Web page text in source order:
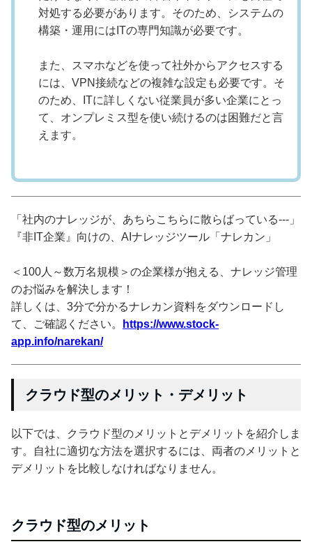
対処する必要があります。そのため、システムの
構築・運用にはITの専門知識が必要です。
また、スマホなどを使って社外からアクセスする
には、VPN接続などの複雑な設定も必要です。そ
のため、ITに詳しくない従業員が多い企業にとっ
て、オンプレミス型を使い続けるのは困難だと言
えます。
「社内のナレッジが、あちらこちらに散らばっている---」
『非IT企業』向けの、AIナレッジツール「ナレカン」
＜100人～数万名規模＞の企業様が抱える、ナレッジ管理
のお悩みを解決します！
詳しくは、3分で分かるナレカン資料をダウンロードし
て、ご確認ください。
https://www.stock-
app.info/narekan/
クラウド型のメリット・デメリット
以下では、クラウド型のメリットとデメリットを紹介しま
す。自社に適切な方法を選択するには、両者のメリットと
デメリットを比較しなければなりません。
クラウド型のメリット